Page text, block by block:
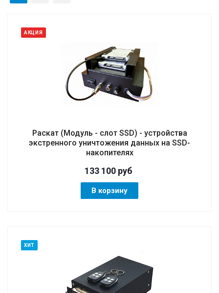
АКЦИЯ
Раскат (Модуль - слот SSD) - устройства
экстренного уничтожения данных на SSD-
накопителях
133 100руб
В корзину
ХИТ